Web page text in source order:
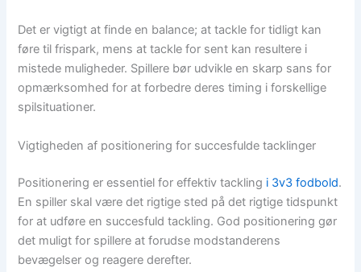
Det er vigtigt at finde en balance; at tackle for tidligt kan
føre til frispark, mens at tackle for sent kan resultere i
mistede muligheder. Spillere bør udvikle en skarp sans for
opmærksomhed for at forbedre deres timing i forskellige
spilsituationer.
Vigtigheden af positionering for succesfulde tacklinger
Positionering er essentiel for effektiv tackling i 3v3 fodbold.
En spiller skal være det rigtige sted på det rigtige tidspunkt
for at udføre en succesfuld tackling. God positionering gør
det muligt for spillere at forudse modstanderens
bevægelser og reagere derefter.